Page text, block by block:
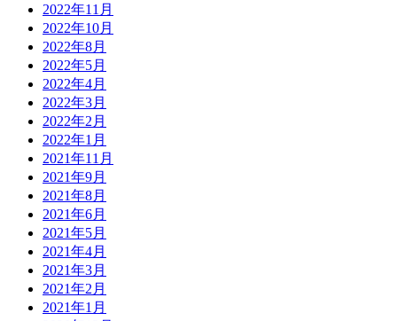
2022年11月
2022年10月
2022年8月
2022年5月
2022年4月
2022年3月
2022年2月
2022年1月
2021年11月
2021年9月
2021年8月
2021年6月
2021年5月
2021年4月
2021年3月
2021年2月
2021年1月